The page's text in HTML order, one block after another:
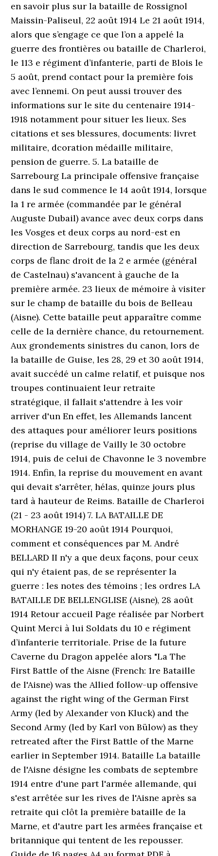
en savoir plus sur la bataille de Rossignol
Maissin-Paliseul, 22 août 1914 Le 21 août 1914,
alors que s’engage ce que l’on a appelé la
guerre des frontières ou bataille de Charleroi,
le 113 e régiment d’infanterie, parti de Blois le
5 août, prend contact pour la première fois
avec l’ennemi. On peut aussi trouver des
informations sur le site du centenaire 1914-
1918 notamment pour situer les lieux. Ses
citations et ses blessures, documents: livret
militaire, dcoration médaille militaire,
pension de guerre. 5. La bataille de
Sarrebourg La principale offensive française
dans le sud commence le 14 août 1914, lorsque
la 1 re armée (commandée par le général
Auguste Dubail) avance avec deux corps dans
les Vosges et deux corps au nord-est en
direction de Sarrebourg, tandis que les deux
corps de flanc droit de la 2 e armée (général
de Castelnau) s'avancent à gauche de la
première armée. 23 lieux de mémoire à visiter
sur le champ de bataille du bois de Belleau
(Aisne). Cette bataille peut apparaître comme
celle de la dernière chance, du retournement.
Aux grondements sinistres du canon, lors de
la bataille de Guise, les 28, 29 et 30 août 1914,
avait succédé un calme relatif, et puisque nos
troupes continuaient leur retraite
stratégique, il fallait s'attendre à les voir
arriver d'un En effet, les Allemands lancent
des attaques pour améliorer leurs positions
(reprise du village de Vailly le 30 octobre
1914, puis de celui de Chavonne le 3 novembre
1914. Enfin, la reprise du mouvement en avant
qui devait s'arrêter, hélas, quinze jours plus
tard à hauteur de Reims. Bataille de Charleroi
(21 - 23 août 1914) 7. LA BATAILLE DE
MORHANGE 19-20 août 1914 Pourquoi,
comment et conséquences par M. André
BELLARD II n'y a que deux façons, pour ceux
qui n'y étaient pas, de se représenter la
guerre : les notes des témoins ; les ordres LA
BATAILLE DE BELLENGLISE (Aisne), 28 août
1914 Retour accueil Page réalisée par Norbert
Quint Merci à lui Soldats du 10 e régiment
d’infanterie territoriale. Prise de la future
Caverne du Dragon appelée alors "La The
First Battle of the Aisne (French: 1re Bataille
de l'Aisne) was the Allied follow-up offensive
against the right wing of the German First
Army (led by Alexander von Kluck) and the
Second Army (led by Karl von Bülow) as they
retreated after the First Battle of the Marne
earlier in September 1914. Bataille La bataille
de l'Aisne désigne les combats de septembre
1914 entre d'une part l'armée allemande, qui
s'est arrêtée sur les rives de l'Aisne après sa
retraite qui clôt la première bataille de la
Marne, et d'autre part les armées française et
britannique qui tentent de les repousser.